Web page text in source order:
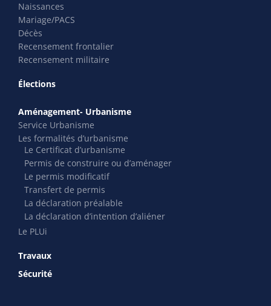
Naissances
Mariage/PACS
Décès
Recensement frontalier
Recensement militaire
Élections
Aménagement- Urbanisme
Service Urbanisme
Les formalités d’urbanisme
Le Certificat d’urbanisme
Permis de construire ou d’aménager
Le permis modificatif
Transfert de permis
La déclaration préalable
La déclaration d’intention d’aliéner
Le PLUi
Travaux
Sécurité